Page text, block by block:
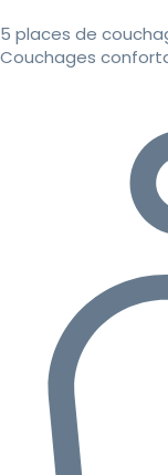
5 places de
Couchages